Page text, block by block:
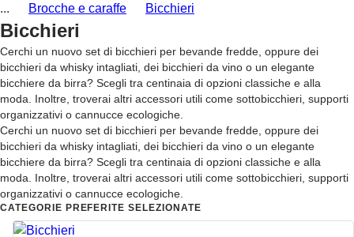
... Brocche e caraffe Bicchieri
Bicchieri
Cerchi un nuovo set di bicchieri per bevande fredde, oppure dei
bicchieri da whisky intagliati, dei bicchieri da vino o un elegante
bicchiere da birra? Scegli tra centinaia di opzioni classiche e alla
moda. Inoltre, troverai altri accessori utili come sottobicchieri, supporti
organizzativi o cannucce ecologiche.
Cerchi un nuovo set di bicchieri per bevande fredde, oppure dei
bicchieri da whisky intagliati, dei bicchieri da vino o un elegante
bicchiere da birra? Scegli tra centinaia di opzioni classiche e alla
moda. Inoltre, troverai altri accessori utili come sottobicchieri, supporti
organizzativi o cannucce ecologiche.
CATEGORIE PREFERITE SELEZIONATE